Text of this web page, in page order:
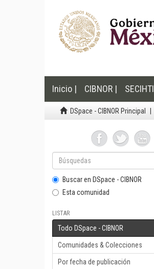
Inicio | CIBNOR | SECIHTI
DSpace - CIBNOR Principal
Buscar en DSpace - CIBNOR
Esta comunidad
LISTAR
Todo DSpace - CIBNOR
Comunidades & Colecciones
Por fecha de publicación